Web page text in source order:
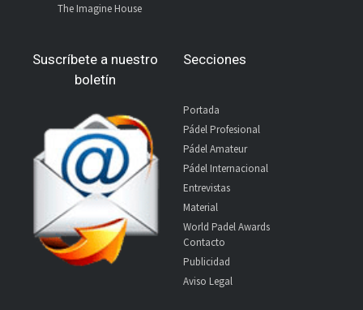
The Imagine House
Suscríbete a nuestro
boletín
Secciones
Portada
Pádel Profesional
Pádel Amateur
Pádel Internacional
Entrevistas
Material
World Padel Awards
Contacto
Publicidad
Aviso Legal